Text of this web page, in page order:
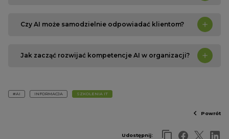
Czy AI może samodzielnie odpowiadać klientom?
Jak zacząć rozwijać kompetencje AI w organizacji?
#AI INFORMACJA SZKOLENIA IT
Powrót
Udostępnij: